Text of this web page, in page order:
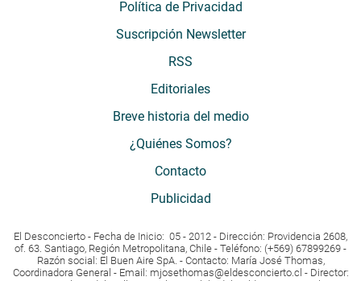
Política de Privacidad
Suscripción Newsletter
RSS
Editoriales
Breve historia del medio
¿Quiénes Somos?
Contacto
Publicidad
El Desconcierto - Fecha de Inicio: 05 - 2012 - Dirección: Providencia 2608,
of. 63. Santiago, Región Metropolitana, Chile - Teléfono: (+569) 67899269 -
Razón social: El Buen Aire SpA. - Contacto: María José Thomas,
Coordinadora General - Email: mjosethomas@eldesconcierto.cl - Director: